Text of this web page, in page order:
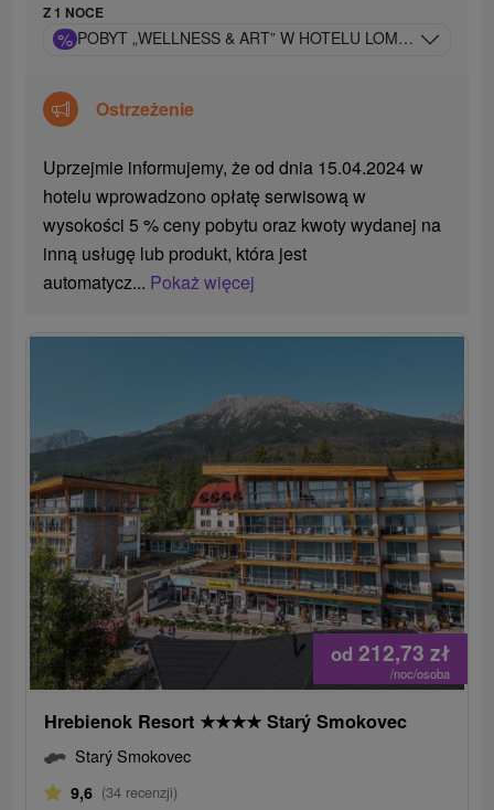
Z 1 NOCE
% POBYT „WELLNESS & ART” W HOTELU LOMNICA: 5-
Ostrzeżenie
Uprzejmie informujemy, że od dnia 15.04.2024 w
hotelu wprowadzono opłatę serwisową w
wysokości 5 % ceny pobytu oraz kwoty wydanej na
inną usługę lub produkt, która jest
automatycz... Pokaż więcej
od 212,73 zł
/noc/osoba
Hrebienok Resort ★★★★ Starý Smokovec
Starý Smokovec
9,6 (34 recenzji)